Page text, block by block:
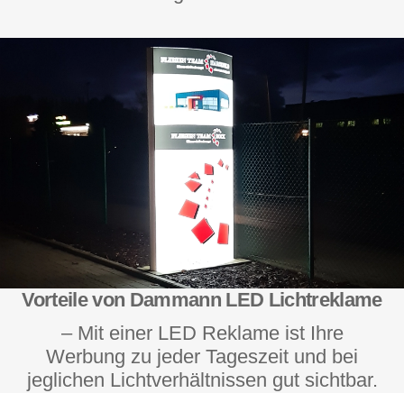
Vorteile von Dammann LED Lichtreklame
– Mit einer LED Reklame ist Ihre
Werbung zu jeder Tageszeit und bei
jeglichen Lichtverhältnissen gut sichtbar.